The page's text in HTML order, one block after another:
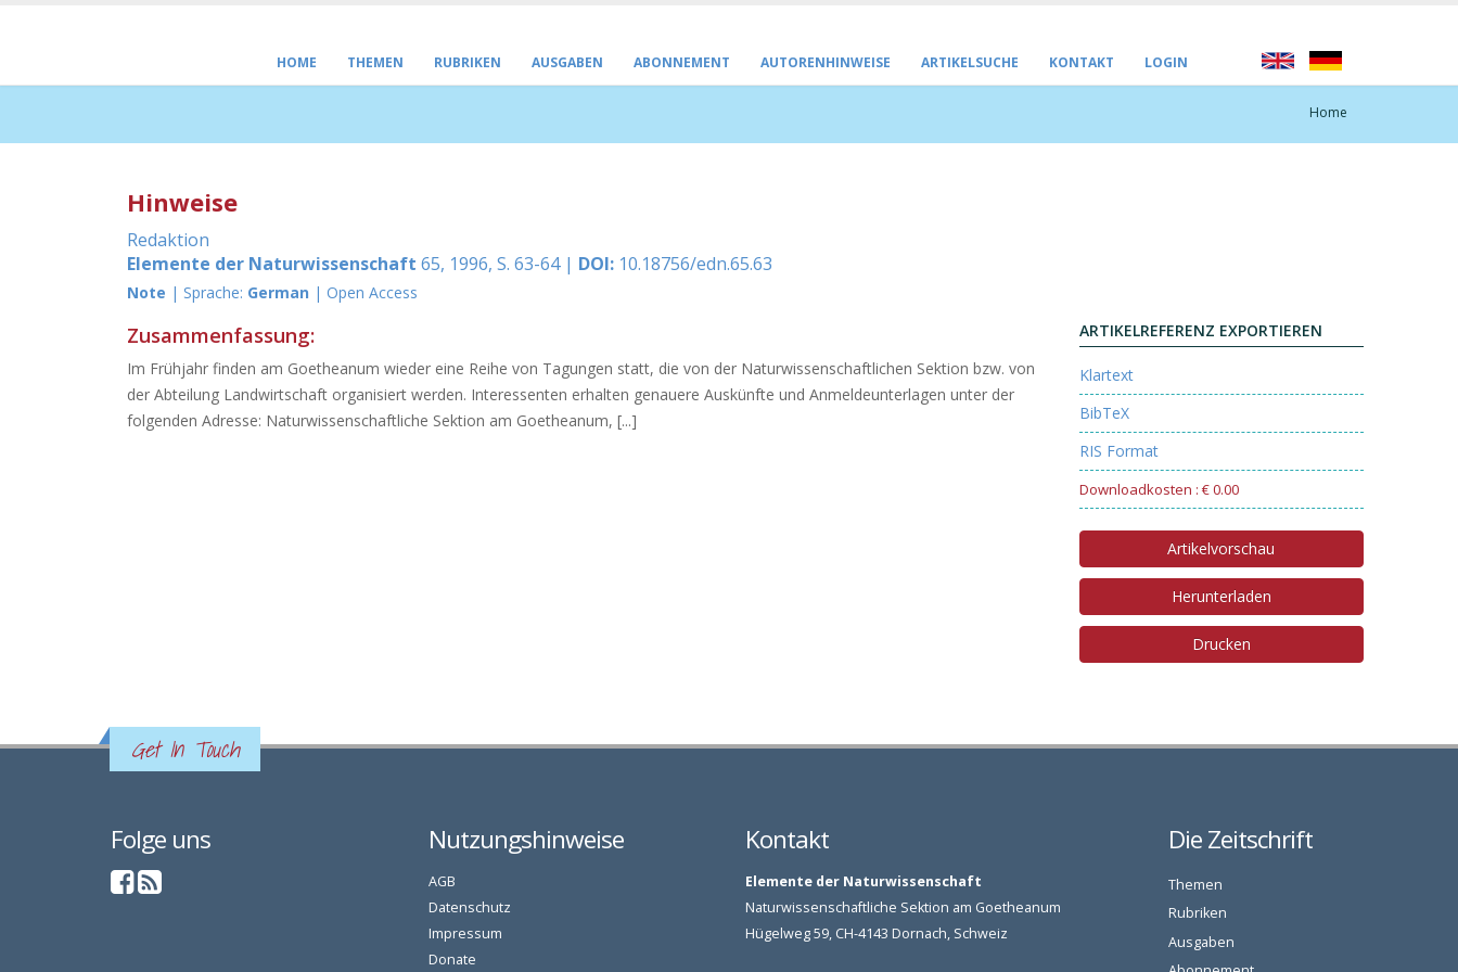
HOME THEMEN RUBRIKEN AUSGABEN ABONNEMENT AUTORENHINWEISE ARTIKELSUCHE KONTAKT LOGIN
Home
Hinweise
Redaktion
Elemente der Naturwissenschaft 65, 1996, S. 63-64 | DOI: 10.18756/edn.65.63
Note | Sprache: German | Open Access
ARTIKELREFERENZ EXPORTIEREN
Klartext
BibTeX
RIS Format
Downloadkosten : € 0.00
Artikelvorschau
Herunterladen
Drucken
Zusammenfassung:
Im Frühjahr finden am Goetheanum wieder eine Reihe von Tagungen statt, die von der Naturwissenschaftlichen Sektion bzw. von
der Abteilung Landwirtschaft organisiert werden. Interessenten erhalten genauere Auskünfte und Anmeldeunterlagen unter der
folgenden Adresse: Naturwissenschaftliche Sektion am Goetheanum, [...]
Get In Touch
Folge uns Nutzungshinweise
AGB
Datenschutz
Impressum
Donate
Kontakt
Elemente der Naturwissenschaft
Naturwissenschaftliche Sektion am Goetheanum
Hügelweg 59, CH-4143 Dornach, Schweiz
Die Zeitschrift
Themen
Rubriken
Ausgaben